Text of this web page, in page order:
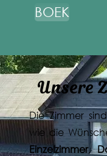
BOEK
Unsere
Die Zimmer
wie die
Einzelzimmer,